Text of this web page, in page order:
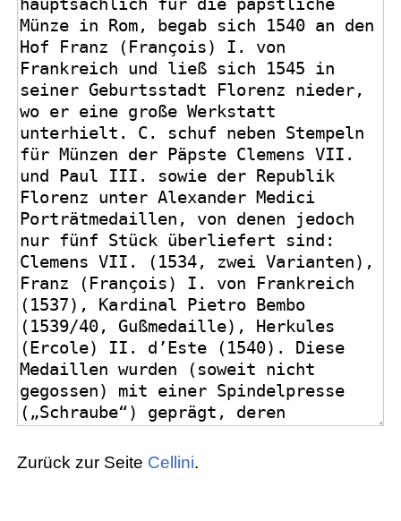
Zurück zur Seite Cellini.